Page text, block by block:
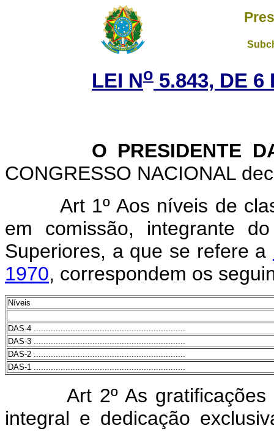
LEI No 5.843, DE 6
O PRESIDENTE DA
CONGRESSO NACIONAL
Art 1º Aos níveis de
em comissão, integrante
Superiores, a que se refere a
1970, correspondem os
Níveis
DAS-4 ..............................................................
DAS-3 ..............................................................
DAS-2 ..............................................................
DAS-1 ..............................................................
Art 2º As
integral e dedicação